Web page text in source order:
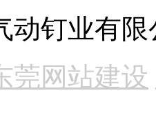
动钉业有
莞网站建设